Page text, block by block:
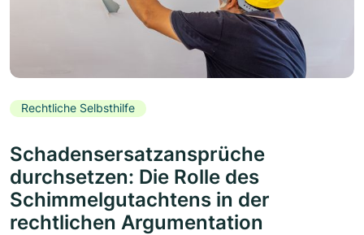
Rechtliche Selbsthilfe
Schadensersatzansprüche
durchsetzen: Die Rolle des
Schimmelgutachtens in der
rechtlichen Argumentation